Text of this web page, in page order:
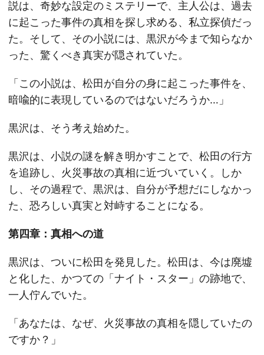
説は、奇妙な設定のミステリーで、主人公は、過去
に起こった事件の真相を探し求める、私立探偵だっ
た。そして、その小説には、黒沢が今まで知らなか
った、驚くべき真実が隠されていた。
「この小説は、松田が自分の身に起こった事件を、
暗喩的に表現しているのではないだろうか…」
黒沢は、そう考え始めた。
黒沢は、小説の謎を解き明かすことで、松田の行方
を追跡し、火災事故の真相に近づいていく。しか
し、その過程で、黒沢は、自分が予想だにしなかっ
た、恐ろしい真実と対峙することになる。
第四章：真相への道
黒沢は、ついに松田を発見した。松田は、今は廃墟
と化した、かつての「ナイト・スター」の跡地で、
一人佇んでいた。
「あなたは、なぜ、火災事故の真相を隠していたの
ですか？」